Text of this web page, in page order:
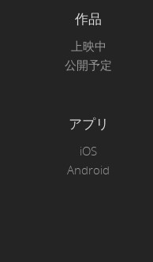
作品
上映中
公開予定
アプリ
iOS
Android